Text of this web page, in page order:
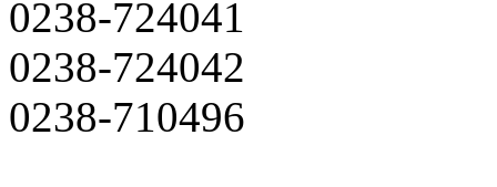
0238-724041
0238-724042
0238-710496